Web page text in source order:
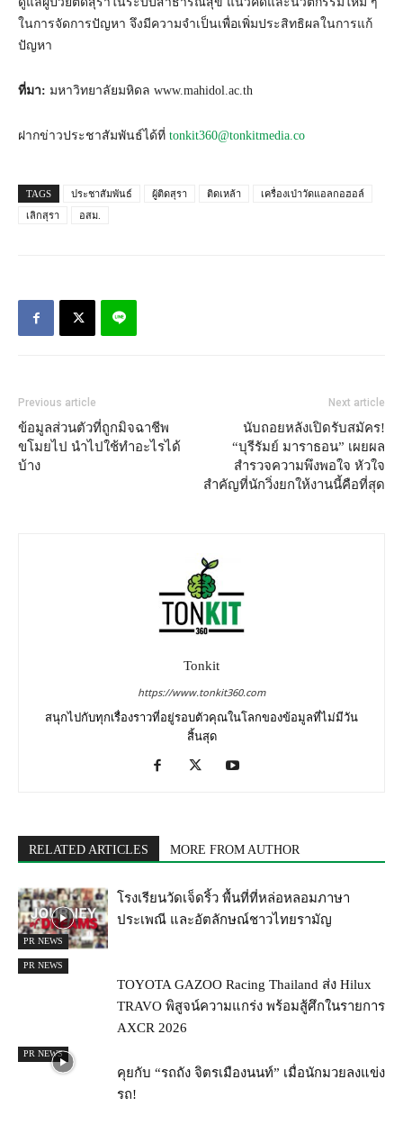
ในการจัดการปัญหา จึงมีความจำเป็นเพื่อเพิ่มประสิทธิผลในการแก้
ปัญหา
ที่มา: มหาวิทยาลัยมหิดล www.mahidol.ac.th
ฝากข่าวประชาสัมพันธ์ได้ที่ tonkit360@tonkitmedia.co
TAGS ประชาสัมพันธ์ ผู้ติดสุรา ติดเหล้า
เครื่องเป่าวัดแอลกอฮอล์
เลิกสุรา
อสม.
Previous article
ข้อมูลส่วนตัวที่ถูกมิจฉาชีพ
ขโมยไป นำไปใช้ทำอะไรได้
บ้าง
Next article
นับถอยหลังเปิดรับสมัคร!
“บุรีรัมย์ มาราธอน” เผยผล
สำรวจความพึงพอใจ หัวใจ
สำคัญที่นักวิ่งยกให้งานนี้คือที่สุด
Tonkit
https://www.tonkit360.com
สนุกไปกับทุกเรื่องราวที่อยู่รอบตัวคุณในโลกของข้อมูลที่ไม่มีวัน
สิ้นสุด
RELATED ARTICLES MORE FROM AUTHOR
PR NEWS
โรงเรียนวัดเจ็ดริ้ว พื้นที่ที่หล่อหลอมภาษา
ประเพณี และอัตลักษณ์ชาวไทยรามัญ
PR NEWS
TOYOTA GAZOO Racing Thailand ส่ง Hilux
TRAVO พิสูจน์ความแกร่ง พร้อมสู้ศึกในรายการ
AXCR 2026
PR NEWS
คุยกับ “รถถัง จิตรเมืองนนท์” เมื่อนักมวยลงแข่ง
รถ!